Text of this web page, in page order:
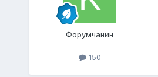
Форумчанин
150